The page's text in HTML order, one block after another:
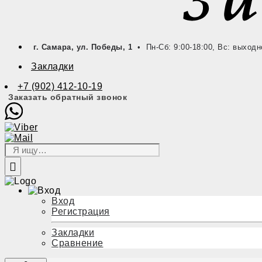
г. Самара, ул. Победы, 1 • Пн-Сб: 9:00-18:00, Вс:
Закладки
+7 (902) 412-10-19
Заказать обратный звонок
Вход
Регистрация
Закладки
Сравнение